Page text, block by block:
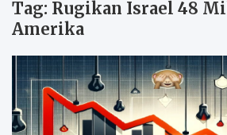
Tag: Rugikan Israel 48
Amerika